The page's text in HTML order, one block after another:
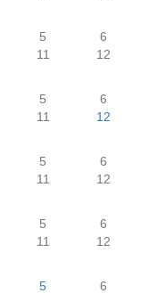
5
6
11
12
5
6
11
12
5
6
11
12
5
6
11
12
5
6